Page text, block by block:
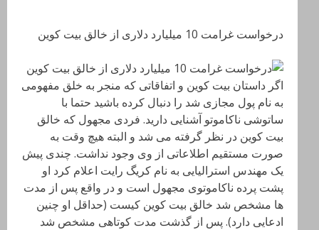
درخواست غرامت 10 میلیارد دلاری از خالق بیت کوین
اگر داستان بیت کوین و اتفاقاتی که منجر به خلق مفهومی
به نام پول مجازی شد را دنبال کرده باشید حتما با
ساتوشی ناکاموتو آشنایی دارید. فردی مجهول که خالق
بیت کوین در نظر گرفته می شد و البته هیچ وقت به
صورت مستقیم اطلاعاتی از وی وجود نداشت. چندی پیش
یک مهندس استرالیایی به نام کریگ رایت اعلام کرد او
پشت پرده ناکاموتوی مجهول است و در واقع پس از مدت
ها مشخص شد خالق بیت کوین کیست (حداقل او چنین
ادعایی دارد). پس از گذشت مدت کوتاهی مشخص شد